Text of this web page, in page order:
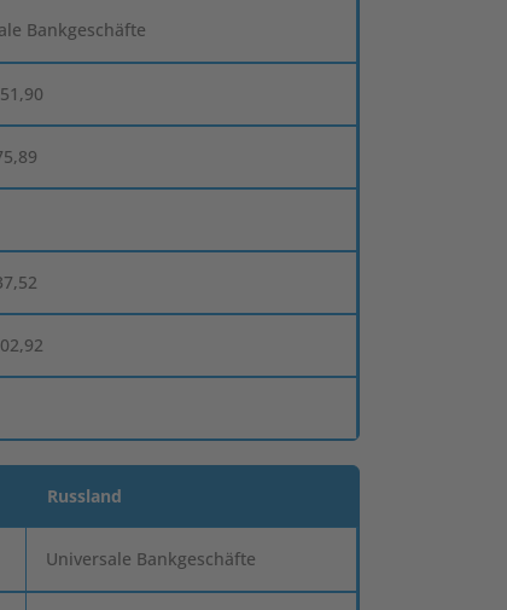
Bankgeschäfte
Russland
Universale Bankgeschäfte